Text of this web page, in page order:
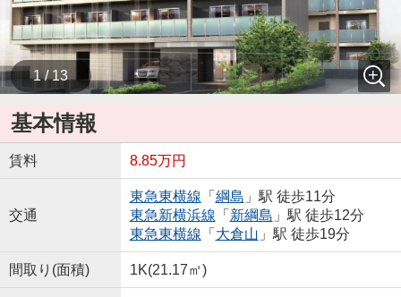
1 / 13
基本情報
賃料 8.85万円
交通
東急東横線 「 綱島 」駅 徒歩11分
東急新横浜線 「 新綱島 」駅 徒歩12分
東急東横線 「 大倉山 」駅 徒歩19分
間取り(面積) 1K(21.17㎡)